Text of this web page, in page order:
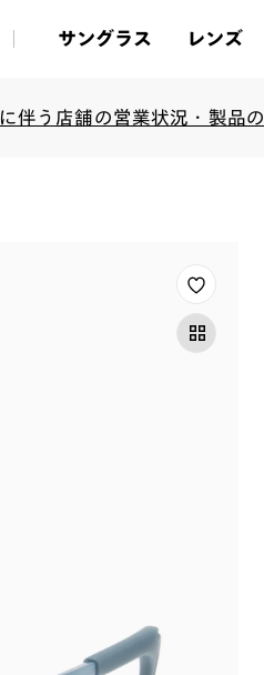
サングラス レンズ
伴う店舗の営業状況・製品